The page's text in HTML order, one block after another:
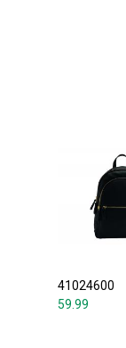
41024600
59.99